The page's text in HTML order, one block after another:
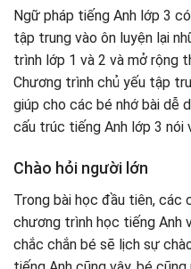
Ngữ pháp tiếng Anh lớp 3
tập trung vào ôn luyện lại
trình lớp 1 và 2 và mở rộng
Chương trình chủ yếu tập
giúp cho các bé nhớ bài dễ
cấu trúc tiếng Anh lớp 3 nói
Chào hỏi người lớn
Trong bài học đầu tiên, các
chương trình học tiếng Anh
chắc chắn bé sẽ lịch sự